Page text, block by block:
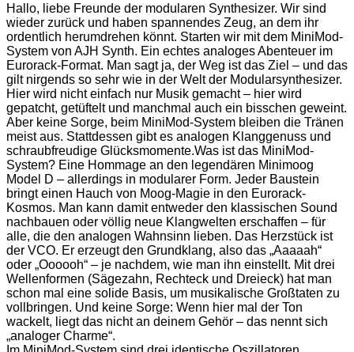
Hallo, liebe Freunde der modularen Synthesizer. Wir sind
wieder zurück und haben spannendes Zeug, an dem ihr
ordentlich herumdrehen könnt. Starten wir mit dem MiniMod-
System von AJH Synth. Ein echtes analoges Abenteuer im
Eurorack-Format. Man sagt ja, der Weg ist das Ziel – und das
gilt nirgends so sehr wie in der Welt der Modularsynthesizer.
Hier wird nicht einfach nur Musik gemacht – hier wird
gepatcht, getüftelt und manchmal auch ein bisschen geweint.
Aber keine Sorge, beim MiniMod-System bleiben die Tränen
meist aus. Stattdessen gibt es analogen Klanggenuss und
schraubfreudige Glücksmomente.Was ist das MiniMod-
System? Eine Hommage an den legendären Minimoog
Model D – allerdings in modularer Form. Jeder Baustein
bringt einen Hauch von Moog-Magie in den Eurorack-
Kosmos. Man kann damit entweder den klassischen Sound
nachbauen oder völlig neue Klangwelten erschaffen – für
alle, die den analogen Wahnsinn lieben. Das Herzstück ist
der VCO. Er erzeugt den Grundklang, also das „Aaaaah“
oder „Oooooh“ – je nachdem, wie man ihn einstellt. Mit drei
Wellenformen (Sägezahn, Rechteck und Dreieck) hat man
schon mal eine solide Basis, um musikalische Großtaten zu
vollbringen. Und keine Sorge: Wenn hier mal der Ton
wackelt, liegt das nicht an deinem Gehör – das nennt sich
„analoger Charme“.